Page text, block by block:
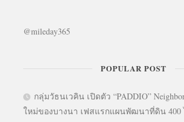
@mileday365
POPULAR POST
กลุ่มวัธนเวคิน เปิดตัว “PADDIO”
ใหม่ของบางนา เฟสแรกแผนพัฒนาที่ดิน 400